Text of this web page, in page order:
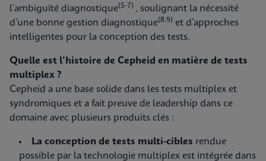
l’ambiguïté diagnostique(5-7) , soulignant la nécessité
d’une bonne gestion diagnostique(8.9) et d’approches
intelligentes pour la conception des tests.
Quelle est l’histoire de Cepheid en matière de tests
multiplex ?
Cepheid a une base solide dans les tests multiplex et
syndromiques et a fait preuve de leadership dans ce
domaine avec plusieurs produits clés :
La conception de tests multi-cibles rendue
possible par la technologie multiplex est intégrée dans